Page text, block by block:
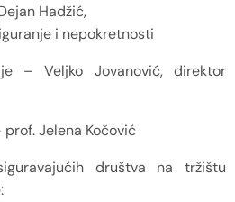
Hadžić,
i nepokretnosti
– Veljko Jovanović, direktor
Jelena Kočović
društva na tržištu